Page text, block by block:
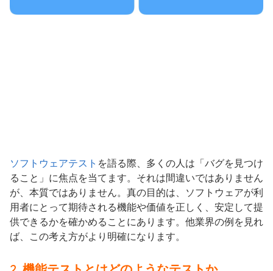
ソフトウェアテスト を語る際、多くの人は「バグを見つけ
ること」に焦点を当てます。それは間違いではありません
が、本質ではありません。真の目的は、ソフトウェアが利
用者にとって期待される機能や価値を正しく、安定して提
供できるかを確かめることにあります。他業界の例を見れ
ば、この考え方がより明確になります。